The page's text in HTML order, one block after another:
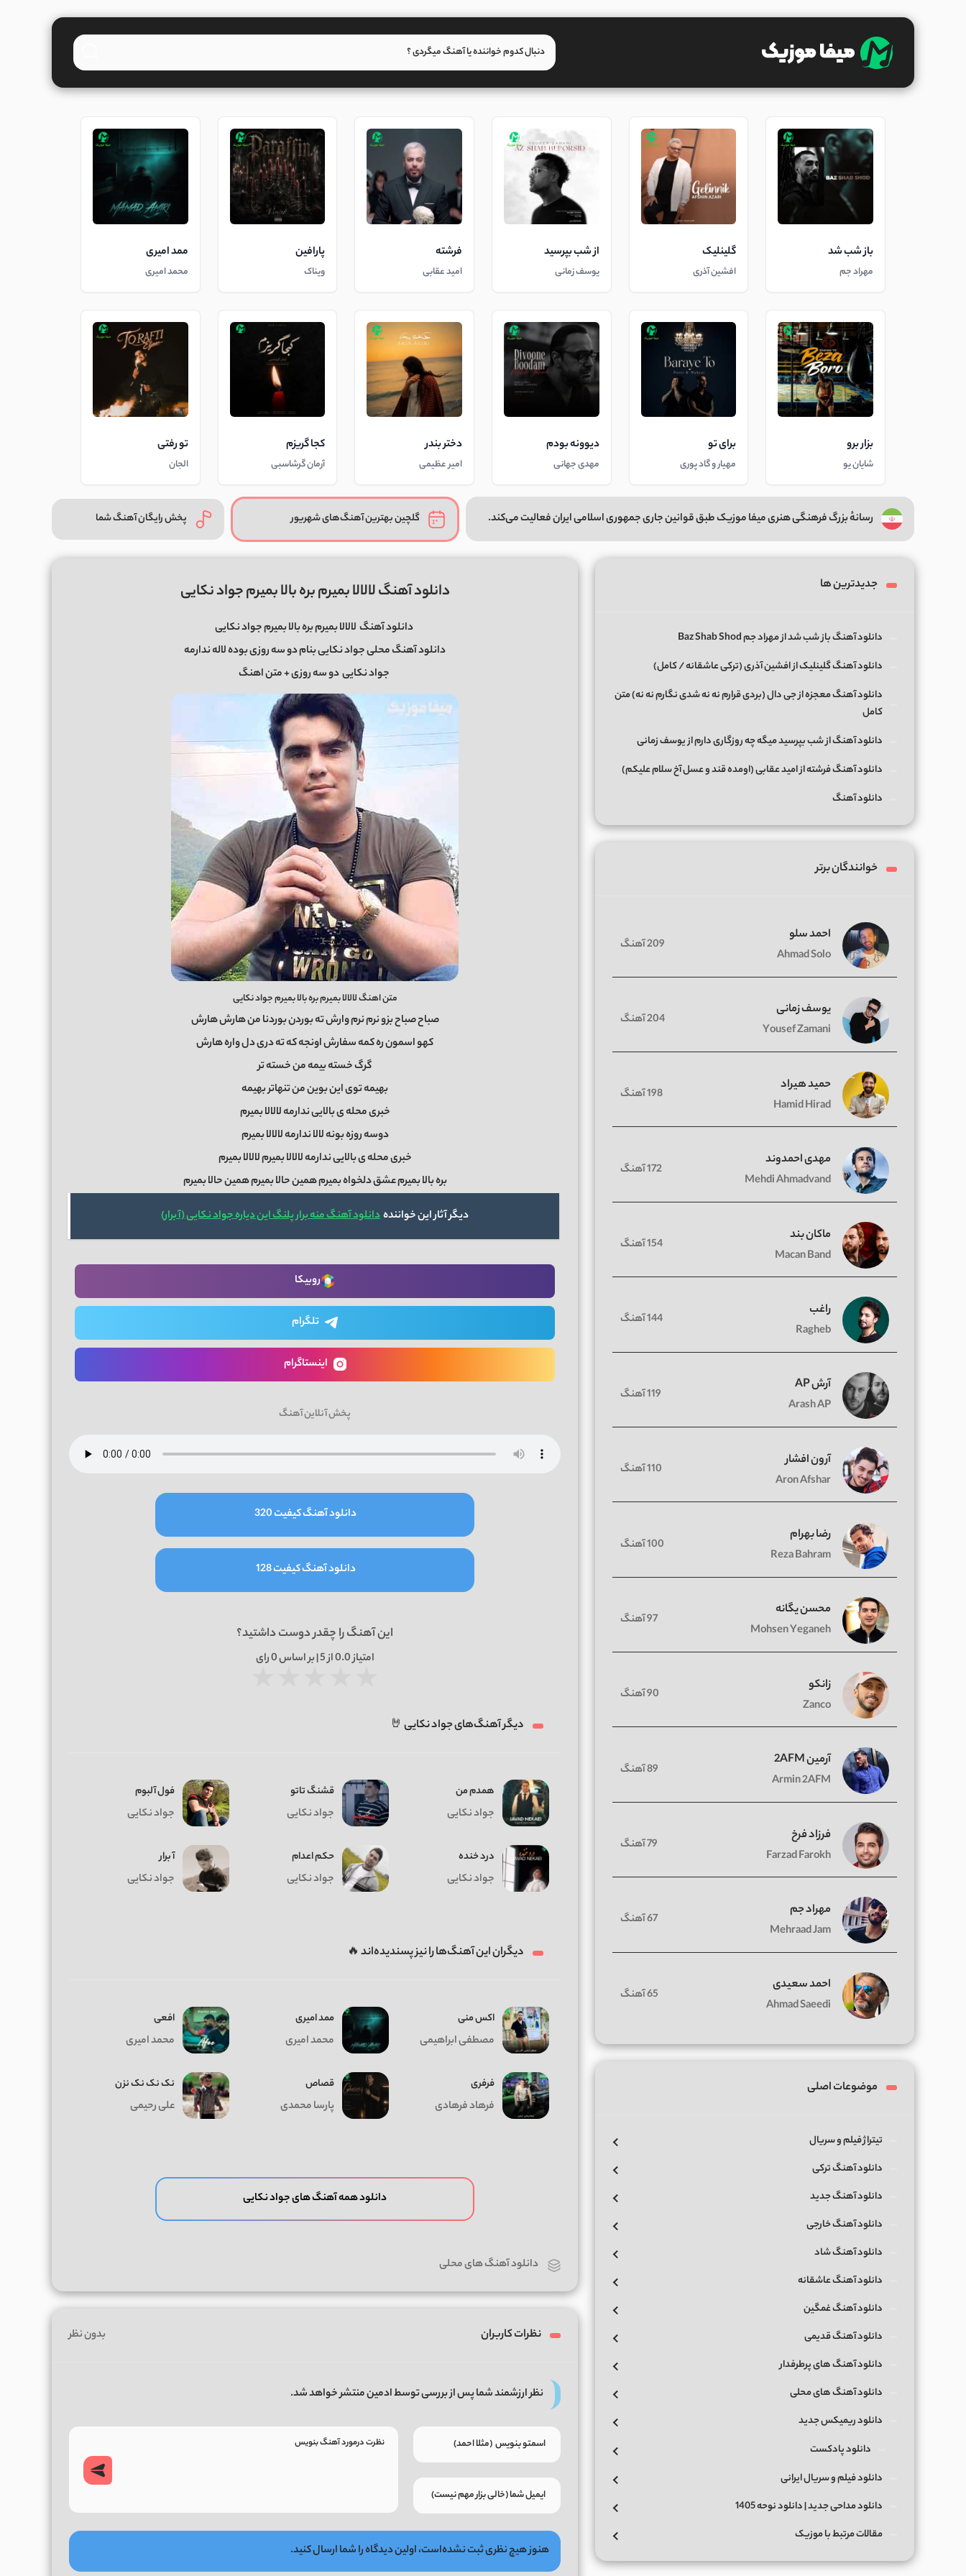
باز شب شد
مهراد جم
گلینلیک
افشین آذری
از شب بپرسید
یوسف زمانی
فرشته
امید عقابی
پارافین
ویناک
ممد امیری
محمد امیری
بزار برو
شایان یو
برای تو
مهیار و گاد پوری
دیوونه بودم
مهدی جهانی
دختر بندر
امیر عظیمی
کجا گریزم
آرمان گرشاسبی
تو رفتی
الجان
رسانهٔ بزرگ فرهنگی هنری میفا موزیک طبق قوانین جاری جمهوری اسلامی ایران فعالیت می‌کند. گلچین بهترین آهنگ‌های شهریور پخش رایگان آهنگ شما
دانلود آهنگ لالالا بمیرم بره بالا بمیرم جواد نکایی
دانلود آهنگ لالالا بمیرم بره بالا بمیرم جواد نکایی
دانلود آهنگ محلی جواد نکایی بنام دو سه روزی بوده لاله ندارمه
جواد نکاییدو سه روزی + متن اهنگ
متن اهنگ لالالا بمیرم بره بالا بمیرم جواد نکایی
صباح صباح بزو نرم نرم وارش ته بوردن بوردنا من هارش هارش
کهو اسمون ره کمه سفارش اونجه که ته دری دل واره هارش
گرگ خسته بیمه من خسته تر
بهیمه توی این بوین من تنهاتر بهیمه
خبری محله ی بالایی ندارمه لالالا بمیرم
دوسه روزه بونه لالا ندارمه لالالا بمیرم
خبری محله ی بالایی ندارمه لالالا بمیرم لالالا بمیرم
بره بالا بمیرم عشق دلخواه بمیرم همین حالا بمیرم همین حالا بمیرم
دیگر آثار این خوانندهدانلود آهنگ منه برار پلنگ این دیاره جواد نکایی (آ برار)
روبیکا
تلگرام
اینستاگرام
پخش آنلاین آهنگ
دانلود آهنگ کیفیت 320
دانلود آهنگ کیفیت 128
این آهنگ را چقدر دوست داشتید؟
امتیاز0.0از 5 | بر اساس 0رای
دیگر آهنگ‌های جواد نکایی 🤘
همدم من
جواد نکایی
قشنگ تاتو
جواد نکایی
فول آلبوم
جواد نکایی
درد خنده
جواد نکایی
حکم اعدام
جواد نکایی
آ برار
جواد نکایی
دیگران این آهنگ‌ها را نیز پسندیده‌اند 🔥
اکس منی
مصطفی ابراهیمی
ممد امیری
محمد امیری
افعی
محمد امیری
فرفری
فرهاد فرهادی
قصاص
پارسا محمدی
نک نک نک نزن
علی رحیمی
دانلود همه آهنگ های جواد نکایی
دانلود آهنگ های محلی
نظرات کاربران بدون نظر
نظر ارزشمند شما پس از بررسی توسط ادمین منتشر خواهد شد.
هنوز هیچ نظری ثبت نشده‌است، اولین دیدگاه را شما ارسال کنید.
جدیدترین ها
دانلود آهنگ باز شب شد از مهراد جم Baz Shab Shod
دانلود آهنگ گلینلیک از افشین آذری (ترکی عاشقانه / کامل)
دانلود آهنگ معجزه از جی دال (بردی قرارم نه نه شدی نگارم نه نه) متن
کامل
دانلود آهنگ از شب بپرسید میگه چه روزگاری دارم از یوسف زمانی
دانلود آهنگ فرشته از امید عقابی (اومده قند و عسل آخ سلام علیکم)
دانلود آهنگ
خوانندگان برتر
احمد سلو
Ahmad Solo
209 آهنگ
یوسف زمانی
Yousef Zamani
204 آهنگ
حمید هیراد
Hamid Hirad
198 آهنگ
مهدی احمدوند
Mehdi Ahmadvand
172 آهنگ
ماکان بند
Macan Band
154 آهنگ
راغب
Ragheb
144 آهنگ
آرش AP
Arash AP
119 آهنگ
آرون افشار
Aron Afshar
110 آهنگ
رضا بهرام
Reza Bahram
100 آهنگ
محسن یگانه
Mohsen Yeganeh
97 آهنگ
زانکو
Zanco
90 آهنگ
آرمین 2AFM
Armin 2AFM
89 آهنگ
فرزاد فرخ
Farzad Farokh
79 آهنگ
مهراد جم
Mehraad Jam
67 آهنگ
احمد سعیدی
Ahmad Saeedi
65 آهنگ
موضوعات اصلی
تیتراژ فیلم و سریال
دانلود آهنگ ترکی
دانلود آهنگ جدید
دانلود آهنگ خارجی
دانلود آهنگ شاد
دانلود آهنگ عاشقانه
دانلود آهنگ غمگین
دانلود آهنگ قدیمی
دانلود آهنگ های پرطرفدار
دانلود آهنگ های محلی
دانلود ریمیکس جدید
دانلود پادکست
دانلود فیلم و سریال ایرانی
دانلود مداحی جدید | دانلود نوحه 1405
مقالات مرتبط با موزیک